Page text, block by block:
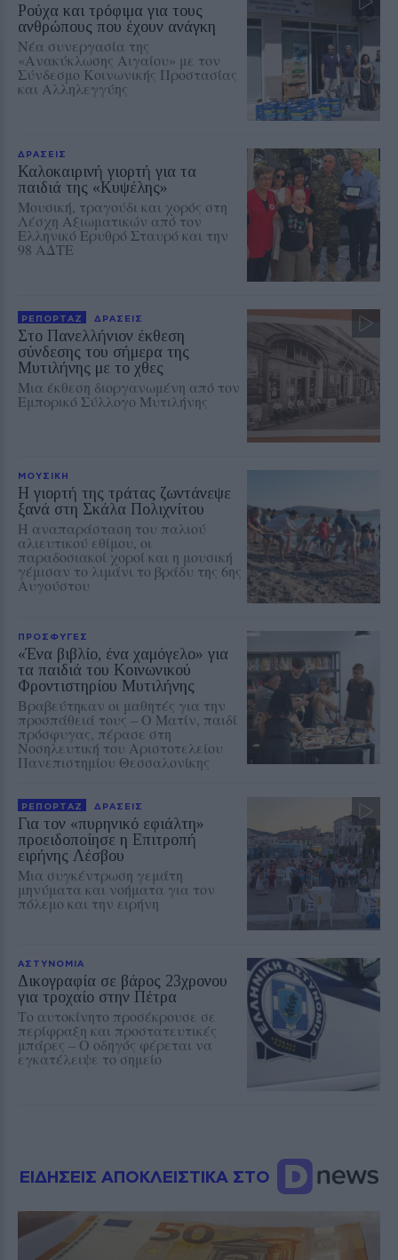
Ρούχα και τρόφιμα για τους
ανθρώπους που έχουν ανάγκη
Νέα συνεργασία της
«Ανακύκλωσης Αιγαίου» με τον
Σύνδεσμο Κοινωνικής Προστασίας
και Αλληλεγγύης
ΔΡΑΣΕΙΣ
Καλοκαιρινή γιορτή για τα
παιδιά της «Κυψέλης»
Μουσική, τραγούδι και χορός στη
Λέσχη Αξιωματικών από τον
Ελληνικό Ερυθρό Σταυρό και την
98 ΑΔΤΕ
ΡΕΠΟΡΤΑΖ ΔΡΑΣΕΙΣ
Στο Πανελλήνιον έκθεση
σύνδεσης του σήμερα της
Μυτιλήνης με το χθες
Μια έκθεση διοργανωμένη από τον
Εμπορικό Σύλλογο Μυτιλήνης
ΜΟΥΣΙΚΗ
Η γιορτή της τράτας ζωντάνεψε
ξανά στη Σκάλα Πολιχνίτου
Η αναπαράσταση του παλιού
αλιευτικού εθίμου, οι
παραδοσιακοί χοροί και η μουσική
γέμισαν το λιμάνι το βράδυ της 6ης
Αυγούστου
ΠΡΟΣΦΥΓΕΣ
«Ένα βιβλίο, ένα χαμόγελο» για
τα παιδιά του Κοινωνικού
Φροντιστηρίου Μυτιλήνης
Βραβεύτηκαν οι μαθητές για την
προσπάθειά τους – Ο Ματίν, παιδί
πρόσφυγας, πέρασε στη
Νοσηλευτική του Αριστοτελείου
Πανεπιστημίου Θεσσαλονίκης
ΡΕΠΟΡΤΑΖ ΔΡΑΣΕΙΣ
Για τον «πυρηνικό εφιάλτη»
προειδοποίησε η Επιτροπή
ειρήνης Λέσβου
Μια συγκέντρωση γεμάτη
μηνύματα και νοήματα για τον
πόλεμο και την ειρήνη
ΑΣΤΥΝΟΜΙΑ
Δικογραφία σε βάρος 23χρονου
για τροχαίο στην Πέτρα
Το αυτοκίνητο προσέκρουσε σε
περίφραξη και προστατευτικές
μπάρες – Ο οδηγός φέρεται να
εγκατέλειψε το σημείο
ΕΙΔΗΣΕΙΣ ΑΠΟΚΛΕΙΣΤΙΚΑ ΣΤΟ